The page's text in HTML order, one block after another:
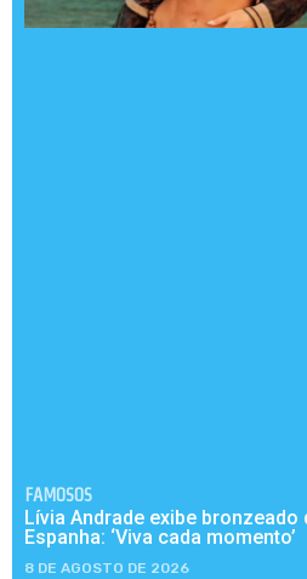
FAMOSOS
Lívia Andrade exibe
Espanha: ‘Viva cada momento’
8 DE AGOSTO DE 2026